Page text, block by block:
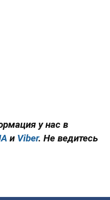
у нас в
и Viber. Не ведитесь